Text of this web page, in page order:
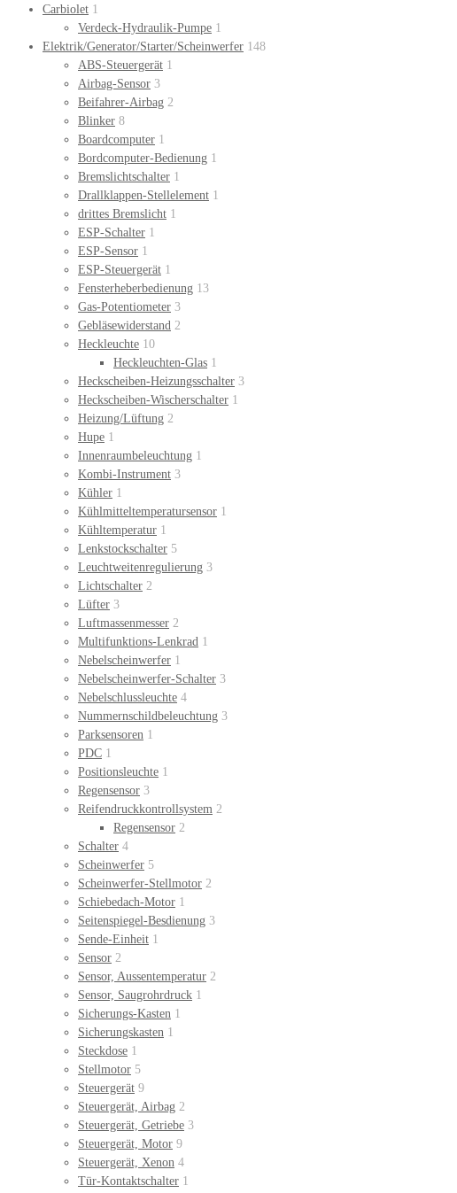
Carbiolet 1
Verdeck-Hydraulik-Pumpe 1
Elektrik/Generator/Starter/Scheinwerfer 148
ABS-Steuergerät 1
Airbag-Sensor 3
Beifahrer-Airbag 2
Blinker 8
Boardcomputer 1
Bordcomputer-Bedienung 1
Bremslichtschalter 1
Drallklappen-Stellelement 1
drittes Bremslicht 1
ESP-Schalter 1
ESP-Sensor 1
ESP-Steuergerät 1
Fensterheberbedienung 13
Gas-Potentiometer 3
Gebläsewiderstand 2
Heckleuchte 10
Heckleuchten-Glas 1
Heckscheiben-Heizungsschalter 3
Heckscheiben-Wischerschalter 1
Heizung/Lüftung 2
Hupe 1
Innenraumbeleuchtung 1
Kombi-Instrument 3
Kühler 1
Kühlmitteltemperatursensor 1
Kühltemperatur 1
Lenkstockschalter 5
Leuchtweitenregulierung 3
Lichtschalter 2
Lüfter 3
Luftmassenmesser 2
Multifunktions-Lenkrad 1
Nebelscheinwerfer 1
Nebelscheinwerfer-Schalter 3
Nebelschlussleuchte 4
Nummernschildbeleuchtung 3
Parksensoren 1
PDC 1
Positionsleuchte 1
Regensensor 3
Reifendruckkontrollsystem 2
Regensensor 2
Schalter 4
Scheinwerfer 5
Scheinwerfer-Stellmotor 2
Schiebedach-Motor 1
Seitenspiegel-Besdienung 3
Sende-Einheit 1
Sensor 2
Sensor, Aussentemperatur 2
Sensor, Saugrohrdruck 1
Sicherungs-Kasten 1
Sicherungskasten 1
Steckdose 1
Stellmotor 5
Steuergerät 9
Steuergerät, Airbag 2
Steuergerät, Getriebe 3
Steuergerät, Motor 9
Steuergerät, Xenon 4
Tür-Kontaktschalter 1